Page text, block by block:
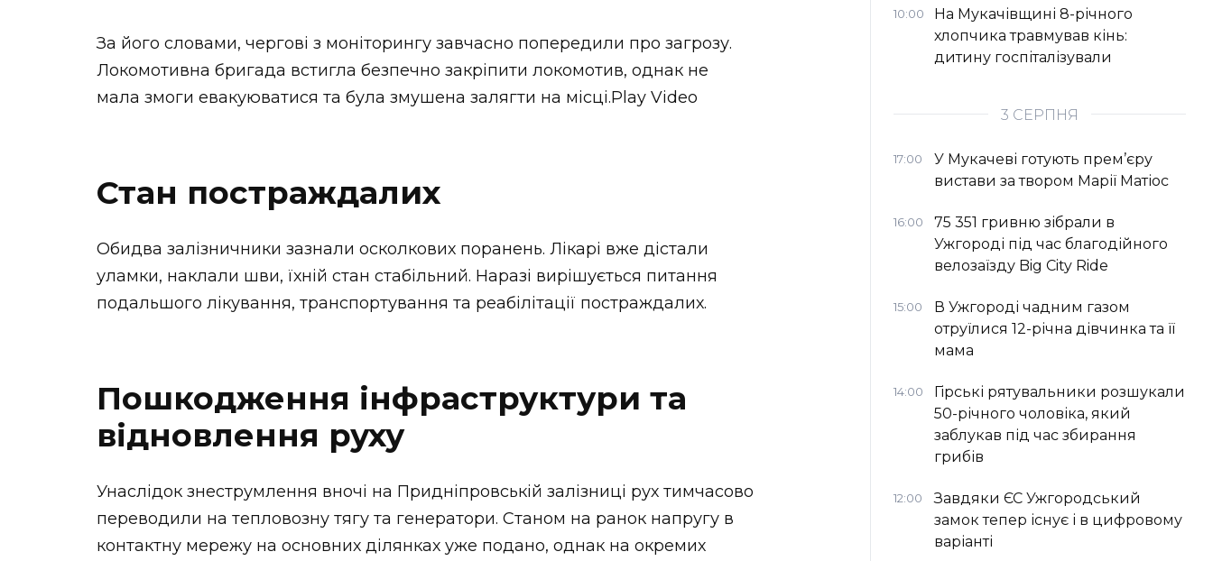
За його словами, чергові з моніторингу завчасно попередили про загрозу.
Локомотивна бригада встигла безпечно закріпити локомотив, однак не
мала змоги евакуюватися та була змушена залягти на місці.Play Video
Стан постраждалих
Обидва залізничники зазнали осколкових поранень. Лікарі вже дістали
уламки, наклали шви, їхній стан стабільний. Наразі вирішується питання
подальшого лікування, транспортування та реабілітації постраждалих.
Пошкодження інфраструктури та
відновлення руху
Унаслідок знеструмлення вночі на Придніпровській залізниці рух тимчасово
переводили на тепловозну тягу та генератори. Станом на ранок напругу в
контактну мережу на основних ділянках уже подано, однак на окремих
10:00
На Мукачівщині 8-річного
хлопчика травмував кінь:
дитину госпіталізували
3 СЕРПНЯ
17:00
У Мукачеві готують прем’єру
вистави за твором Марії Матіос
16:00
75 351 гривню зібрали в
Ужгороді під час благодійного
велозаїзду Big Сity Ride
15:00
В Ужгороді чадним газом
отруїлися 12-річна дівчинка та її
мама
14:00
Гірські рятувальники розшукали
50-річного чоловіка, який
заблукав під час збирання
грибів
12:00
Завдяки ЄС Ужгородський
замок тепер існує і в цифровому
варіанті